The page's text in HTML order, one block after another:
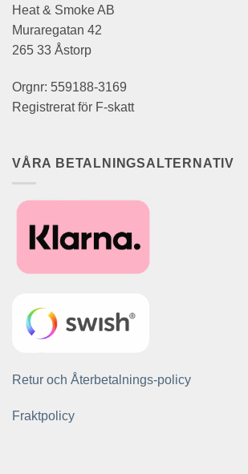
Heat & Smoke AB
Muraregatan 42
265 33 Åstorp
Orgnr: 559188-3169
Registrerat för F-skatt
VÅRA BETALNINGSALTERNATIV
Retur och Återbetalnings-policy
Fraktpolicy